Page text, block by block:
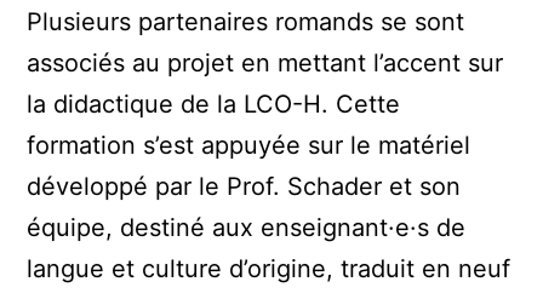
Plusieurs partenaires romands se sont
associés au projet en mettant l’accent sur
la didactique de la LCO-H. Cette
formation s’est appuyée sur le matériel
développé par le Prof. Schader et son
équipe, destiné aux enseignant·e·s de
langue et culture d’origine, traduit en neuf